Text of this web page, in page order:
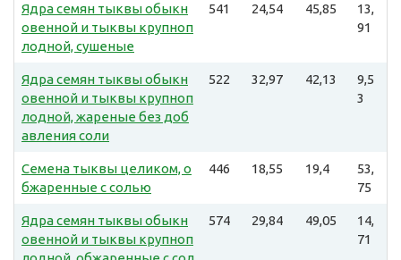
Ядра семян тыквы обыкн
овенной и тыквы крупноп
лодной, сушеные
541 24,54 45,85
13,
91
Ядра семян тыквы обыкн
овенной и тыквы крупноп
лодной, жареные без доб
авления соли
522 32,97 42,13
9,5
3
Семена тыквы целиком, о
бжаренные с солью
446 18,55 19,4
53,
75
Ядра семян тыквы обыкн
овенной и тыквы крупноп
574 29,84 49,05
14,
71